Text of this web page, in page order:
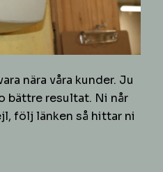
nära våra kunder. Ju
bättre resultat. Ni når
följ länken så hittar ni